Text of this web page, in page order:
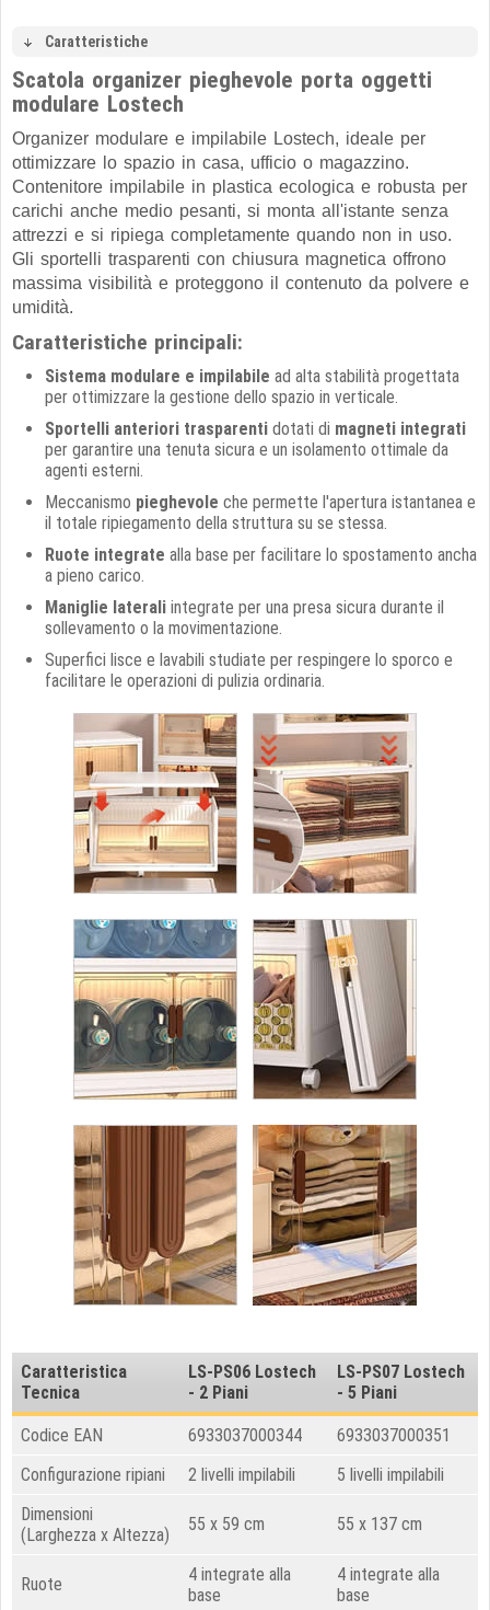
Caratteristiche
Scatola organizer pieghevole porta oggetti
modulare Lostech
Organizer modulare e impilabile Lostech, ideale per
ottimizzare lo spazio in casa, ufficio o magazzino.
Contenitore impilabile in plastica ecologica e robusta per
carichi anche medio pesanti, si monta all'istante senza
attrezzi e si ripiega completamente quando non in uso.
Gli sportelli trasparenti con chiusura magnetica offrono
massima visibilità e proteggono il contenuto da polvere e
umidità.
Caratteristiche principali:
Sistema modulare e impilabile ad alta stabilità progettata
per ottimizzare la gestione dello spazio in verticale.
Sportelli anteriori trasparenti dotati di magneti integrati
per garantire una tenuta sicura e un isolamento ottimale da
agenti esterni.
Meccanismo pieghevole che permette l'apertura istantanea e
il totale ripiegamento della struttura su se stessa.
Ruote integrate alla base per facilitare lo spostamento ancha
a pieno carico.
Maniglie laterali integrate per una presa sicura durante il
sollevamento o la movimentazione.
Superfici lisce e lavabili studiate per respingere lo sporco e
facilitare le operazioni di pulizia ordinaria.
Caratteristica
Tecnica
LS-PS06 Lostech
- 2 Piani
LS-PS07 Lostech
- 5 Piani
Codice EAN 6933037000344
6933037000351
Configurazione ripiani
2 livelli impilabili
5 livelli impilabili
Dimensioni
(Larghezza x Altezza)
55 x 59 cm 55 x 137 cm
Ruote
4 integrate alla
base
4 integrate alla
base